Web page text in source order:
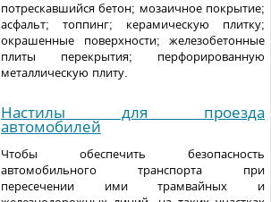
потрескавшийся бетон; мозаичное покрытие;
асфальт; топпинг; керамическую плитку;
окрашенные поверхности; железобетонные
плиты перекрытия; перфорированную
металлическую плиту.
Настилы для проезда
автомобилей
Чтобы обеспечить безопасность
автомобильного транспорта при
пересечении ими трамвайных и